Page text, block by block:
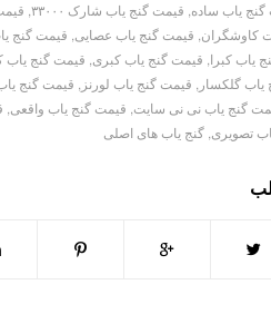
یاب ساده, قیمت گنج یاب شارک ۳۳۰۰۰ ,
کاوشگران, قیمت گنج یاب عصایی, قیمت گنج
یاب کبرا, قیمت گنج یاب کبری, قیمت گنج یاب
گلکسار , قیمت گنج یاب لورنز, قیمت گنج
گنج یاب نی نی سایت, قیمت گنج یاب واقعی,
تصویری, گنج یاب های اصلی